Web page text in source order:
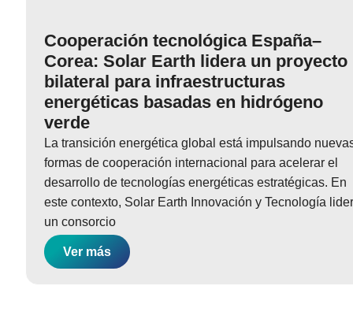
Cooperación tecnológica España–
Corea: Solar Earth lidera un proyecto
bilateral para infraestructuras
energéticas basadas en hidrógeno
verde
La transición energética global está impulsando
formas de cooperación internacional para acelerar el
desarrollo de tecnologías energéticas estratégicas. En
este contexto, Solar Earth Innovación y Tecnología
un consorcio
Ver más